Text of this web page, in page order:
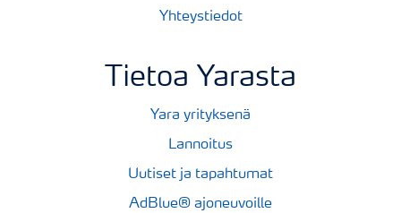
Yhteystiedot
Tietoa Yarasta
Yara yrityksenä
Lannoitus
Uutiset ja tapahtumat
AdBlue® ajoneuvoille